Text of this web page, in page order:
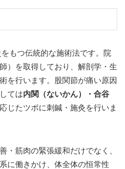
もつ伝統的な施術法です。院
）を取得しており、解剖学・生
を行います。股関節が痛い原因
ては内関（ないかん）・合谷
じたツボに刺鍼・施灸を行いま
・筋肉の緊張緩和だけでなく、
に働きかけ、体全体の恒常性